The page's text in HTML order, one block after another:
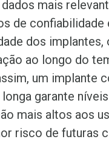
mais
de confiabilidade
dos implantes,
ao longo do
um implante
garante
mais altos aos
risco de futuras